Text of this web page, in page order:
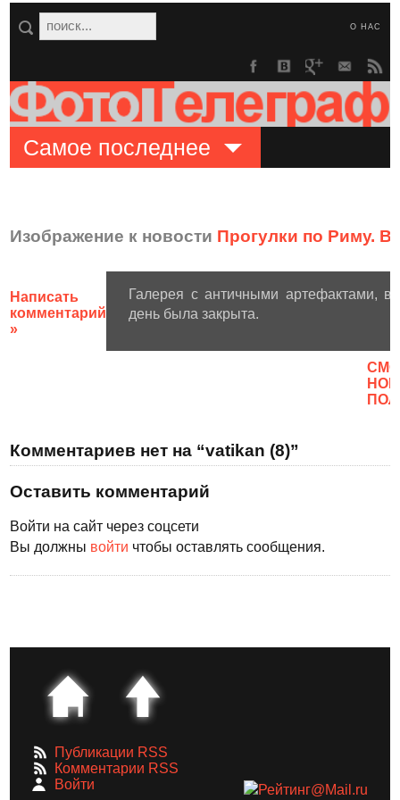
О НАС
Самое последнее
Изображение к новости Прогулки по Риму.
Написать
комментарий
»
Галерея с античными артефактами,
день была закрыта.
Комментариев нет на “vatikan (8)”
Оставить комментарий
Войти на сайт через соцсети
Вы должны войти чтобы оставлять сообщения.
Публикации RSS
Комментарии RSS
Войти